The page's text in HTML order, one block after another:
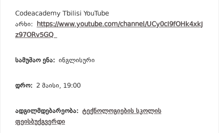
Codeacademy Tbilisi YouTube
არხი: https://www.youtube.com/channel/UCy0cI9fOHk4xkJ
z97ORv5GQ
სამუშაო ენა: ინგლისური
დრო: 2 მაისი, 19:00
ადგილმდებარეობა: ტექნოლოგიების სკოლის
ფეისბუქგვერდი